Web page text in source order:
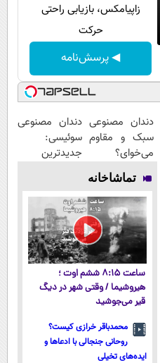
زاپیامکس، بازیابی راحتی
حرکت
◀ پرسش‌نامه
دندان مصنوعی
سبک و مقاوم
می‌خوای؟
پرداخت
اقساطی هم
داریم!😍 | 📍
تهران
دندان مصنوعی
سوئیسی:
جدیدترین
پرداخت قسطی
تماشاخانه
ساعت ۸:۱۵ ششم اوت ؛
هیروشیما / وقتی شهر در دیگ
قیر می‌جوشید
محمدباقر خرازی کیست؟
روحانی جنجالی با ادعاها و
ایده‌های تخیلی